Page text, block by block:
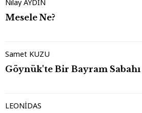
Nilay AYDIN
Mesele Ne?
Samet KUZU
Göynük'te Bir Bayram Sabahı
LEONİDAS